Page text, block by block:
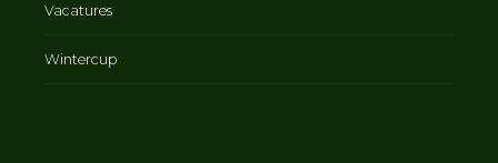
Vacatures
Wintercup